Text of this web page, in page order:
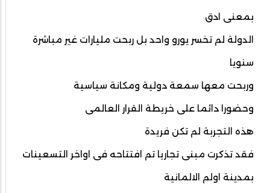
بمعنى ادق
الدولة لم تخسر يورو واحد بل ربحت مليارات غير مباشرة
سنويا
وربحت معها سمعة دولية ومكانة سياسية
وحضورا دائما على خريطة القرار العالمى
هذه التجربة لم تكن فريدة
فقد تذكرت مبنى تجاريا تم افتتاحه فى اواخر التسعينات
بمدينة اولم الالمانية